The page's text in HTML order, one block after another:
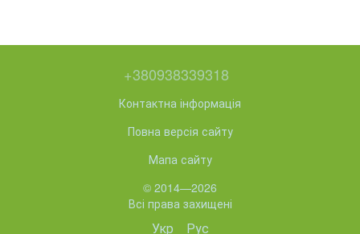
+380938339318
Контактна інформація
Повна версія сайту
Мапа сайту
© 2014—2026
Всі права захищені
Укр Рус